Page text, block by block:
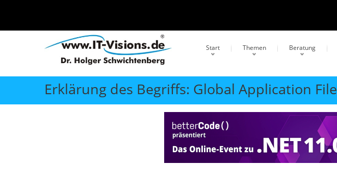
Start Themen Beratung
Erklärung des Begriffs: Global Application File